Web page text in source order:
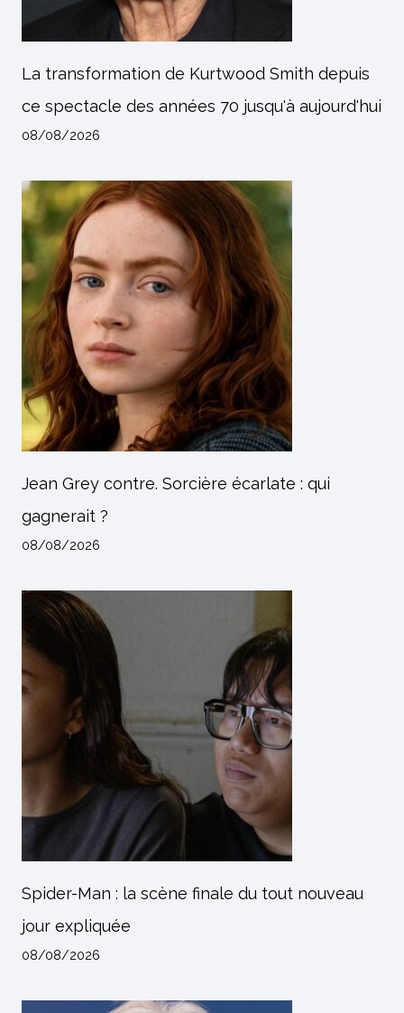
La transformation de Kurtwood Smith depuis
ce spectacle des années 70 jusqu'à aujourd'hui
08/08/2026
Jean Grey contre. Sorcière écarlate : qui
gagnerait ?
08/08/2026
Spider-Man : la scène finale du tout nouveau
jour expliquée
08/08/2026